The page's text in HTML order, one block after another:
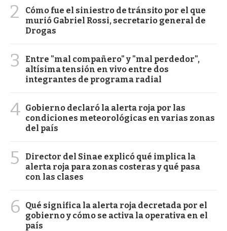
2
Cómo fue el siniestro de tránsito por el que
murió Gabriel Rossi, secretario general de
Drogas
3
Entre "mal compañero" y "mal perdedor",
altísima tensión en vivo entre dos
integrantes de programa radial
4 Gobierno declaró la alerta roja por las
condiciones meteorológicas en varias zonas
del país
5
Director del Sinae explicó qué implica la
alerta roja para zonas costeras y qué pasa
con las clases
6
Qué significa la alerta roja decretada por el
gobierno y cómo se activa la operativa en el
país